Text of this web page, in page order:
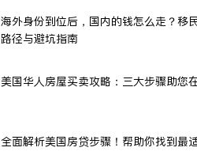
海外身份到位后，国内的钱怎么走？移
路径与避坑指南
美国华人房屋买卖攻略：三大步骤助您
全面解析美国房贷步骤！帮助你找到最